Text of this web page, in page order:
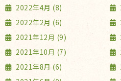
2022年4月 (8)
2022年2月 (6)
2021年12月 (9)
2021年10月 (7)
2021年8月 (6)